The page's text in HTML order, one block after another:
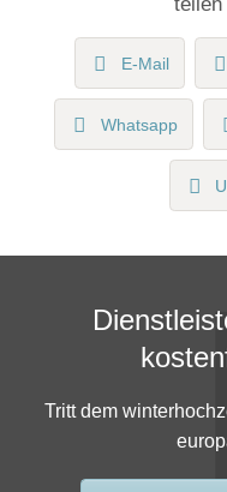
E-Mail
Whatsapp
Tritt dem